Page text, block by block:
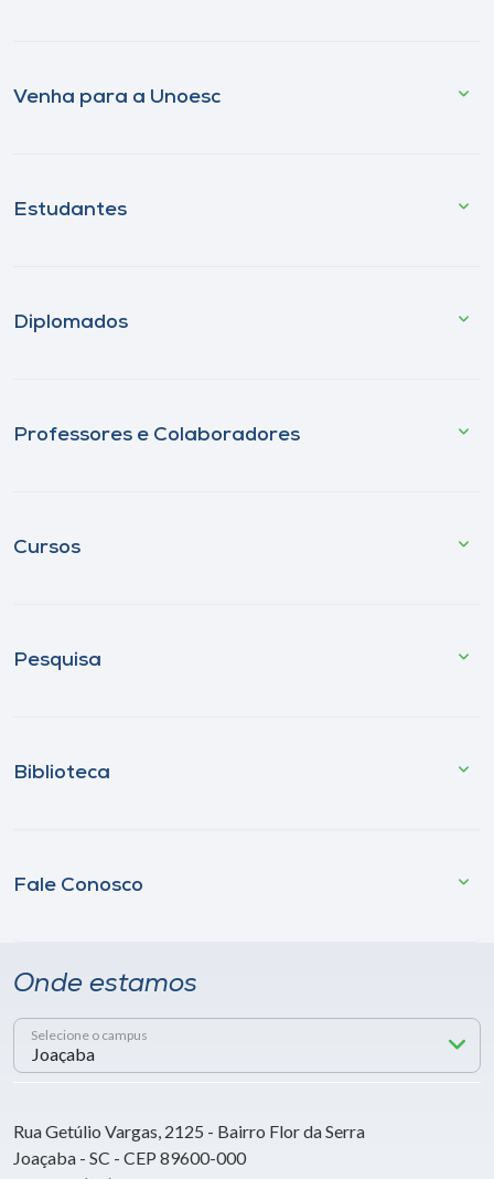
Venha para a Unoesc
Estudantes
Diplomados
Professores e Colaboradores
Cursos
Pesquisa
Biblioteca
Fale Conosco
Onde estamos
Selecione o campus
Rua Getúlio Vargas, 2125 - Bairro Flor da Serra
Joaçaba - SC - CEP 89600-000